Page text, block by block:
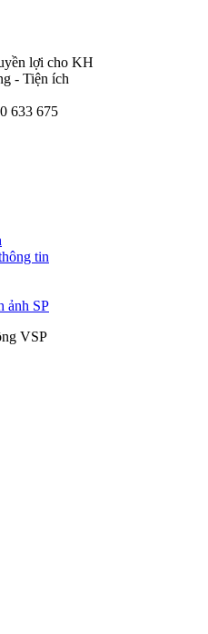
lợi cho KH
- Tiện ích
633 675
tin
ảnh SP
VSP